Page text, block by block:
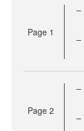
Page 1
Page 2